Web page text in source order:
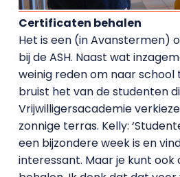
Certificaten behalen
Het is een (in Avanstermen)
bij de ASH. Naast wat
weinig reden om naar school
bruist het van de studenten
Vrijwilligersacademie
zonnige terras. Kelly:
een bijzondere week is en
interessant. Maar je kunt